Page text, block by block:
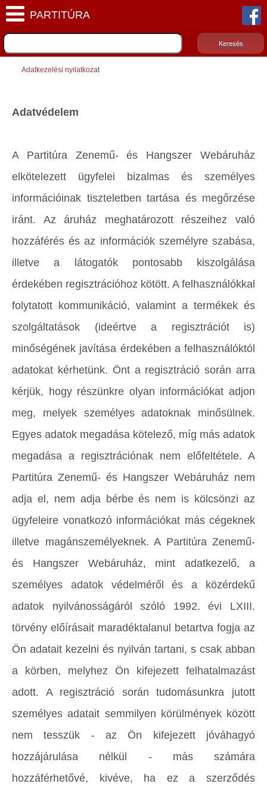
Adatkezelési nyilatkozat
Adatvédelem
A Partitúra Zenemű- és Hangszer Webáruház
elkötelezett ügyfelei bizalmas és személyes
információinak tiszteletben tartása és megőrzése
iránt. Az áruház meghatározott részeihez való
hozzáférés és az információk személyre szabása,
illetve a látogatók pontosabb kiszolgálása
érdekében regisztrációhoz kötött. A felhasználókkal
folytatott kommunikáció, valamint a termékek és
szolgáltatások (ideértve a regisztrációt is)
minőségének javítása érdekében a felhasználóktól
adatokat kérhetünk. Önt a regisztráció során arra
kérjük, hogy részünkre olyan információkat adjon
meg, melyek személyes adatoknak minősülnek.
Egyes adatok megadása kötelező, míg más adatok
megadása a regisztrációnak nem előfeltétele. A
Partitúra Zenemű- és Hangszer Webáruház nem
adja el, nem adja bérbe és nem is kölcsönzi az
ügyfeleire vonatkozó információkat más cégeknek
illetve magánszemélyeknek. A Partitúra Zenemű-
és Hangszer Webáruház, mint adatkezelő, a
személyes adatok védelméről és a közérdekű
adatok nyilvánosságáról szóló 1992. évi LXIII.
törvény előírásait maradéktalanul betartva fogja az
Ön adatait kezelni és nyilván tartani, s csak abban
a körben, melyhez Ön kifejezett felhatalmazást
adott. A regisztráció során tudomásunkra jutott
személyes adatait semmilyen körülmények között
nem tesszük - az Ön kifejezett jóváhagyó
hozzájárulása nélkül - más számára
hozzáférhetővé, kivéve, ha ez a szerződés